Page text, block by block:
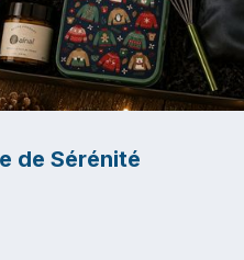
de Sérénité